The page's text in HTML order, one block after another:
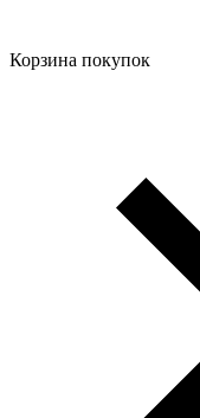
Корзина покупок